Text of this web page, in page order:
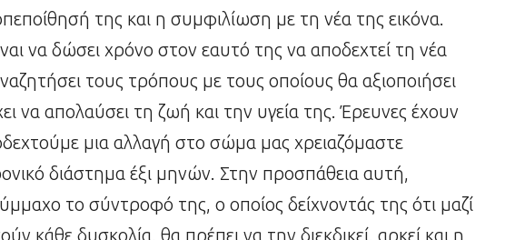
της και η συμφιλίωση με τη νέα της εικόνα.
να δώσει χρόνο στον εαυτό της να αποδεχτεί τη νέα
τους τρόπους με τους οποίους θα αξιοποιήσει
να απολαύσει τη ζωή και την υγεία της. Έρευνες έχουν
μια αλλαγή στο σώμα μας χρειαζόμαστε
διάστημα έξι μηνών. Στην προσπάθεια αυτή,
το σύντροφό της, ο οποίος δείχνοντάς της ότι μαζί
κάθε δυσκολία, θα πρέπει να την διεκδικεί, αρκεί και η